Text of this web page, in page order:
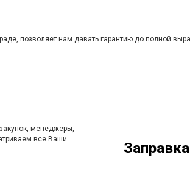
позволяет нам давать гарантию до полной
Заправка
менеджеры,
все Ваши